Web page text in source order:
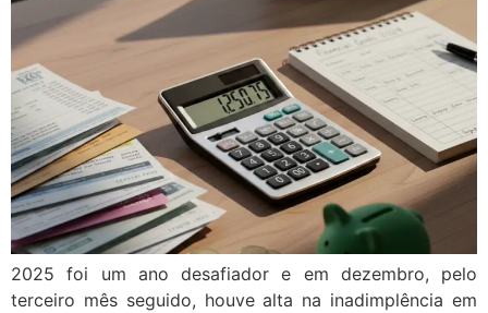
2025 foi um ano desafiador e em dezembro, pelo
terceiro mês seguido, houve alta na inadimplência em